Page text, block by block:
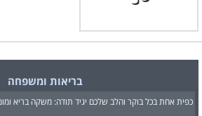
בריאות ומשפחה
כפית אחת בכל בוקר והלב שלכם יגיד תודה: משקה בריא